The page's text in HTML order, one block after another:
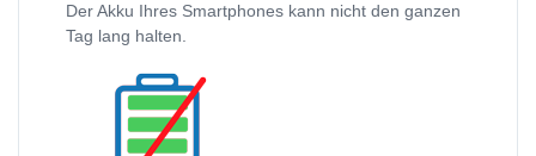
Der Akku Ihres Smartphones kann nicht den ganzen
Tag lang halten.